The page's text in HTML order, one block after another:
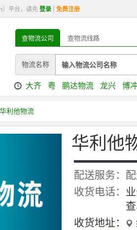
平台，请先登录 免费注册
查物流公司 查物流线路
物流名称
大齐 粤 鹏达物流 龙兴 博
华利他物流
华利他
配送服务：
收货电话：
收货地址：